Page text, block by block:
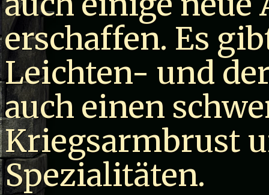
erschaffen. Es
Leichten- und
auch einen
Kriegsarmbrust
Spezialitäten.